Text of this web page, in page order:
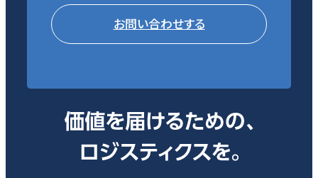
お問い合わせする